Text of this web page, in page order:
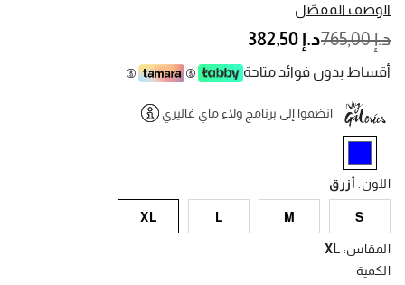
الوصف المفصّل
PRICE REDUCED FROM
د.إ 765,00 TO
د.إ 382,50
أقساط بدون فوائد متاحة
انضموا إلى برنامج ولاء ماي غاليري
selectedاللون: أزرق
S
M
L
XL
المقاس:
XL
الكمية